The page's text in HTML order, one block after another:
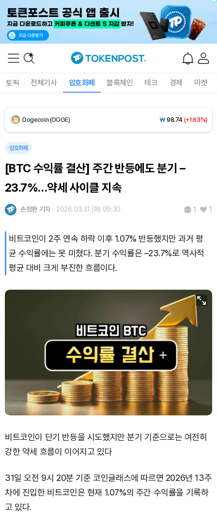
토픽 전체기사 암호화폐 블록체인 테크 경제 마켓
XRP (XRP) ₩1,458(+1.33%)
Solana (SOL) ₩105,034(+2.64%)
Hyperliquid (HYPE)
Dogecoin (DOGE) ₩ 98.74 (+1.63%)
Bitcoin (BTC)
암호화폐
[BTC 수익률 결산] 주간 반등에도 분기 –
23.7%…약세 사이클 지속
손정환 기자 2026.03.31 (화) 09:30 1 1
비트코인이 2주 연속 하락 이후 1.07% 반등했지만 과거 평
균 수익률에는 못 미쳤다. 분기 수익률은 –23.7%로 역사적
평균 대비 크게 부진한 흐름이다.
비트코인이 단기 반등을 시도했지만 분기 기준으로는 여전히
강한 약세 흐름이 이어지고 있다
31일 오전 9시 20분 기준 코인글래스에 따르면 2026년 13주
차에 진입한 비트코인은 현재 1.07%의 주간 수익률을 기록하
고 있다.